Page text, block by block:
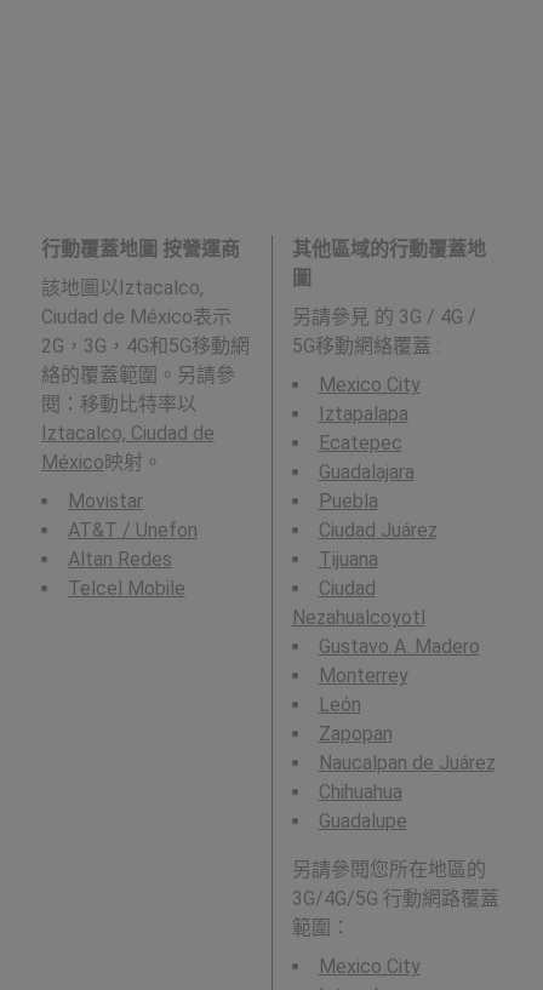
行動覆蓋地圖 按營運商
該地圖以Iztacalco,
Ciudad de México表示
2G，3G，4G和5G移動網
絡的覆蓋範圍。另請參
閱：移動比特率以
Iztacalco, Ciudad de
México映射。
Movistar
AT&T / Unefon
Altan Redes
Telcel Mobile
其他區域的行動覆蓋地
圖
另請參見 的 3G / 4G /
5G移動網絡覆蓋 :
Mexico City
Iztapalapa
Ecatepec
Guadalajara
Puebla
Ciudad Juárez
Tijuana
Ciudad
Nezahualcoyotl
Gustavo A. Madero
Monterrey
León
Zapopan
Naucalpan de Juárez
Chihuahua
Guadalupe
另請參閱您所在地區的
3G/4G/5G 行動網路覆蓋
範圍：
Mexico City